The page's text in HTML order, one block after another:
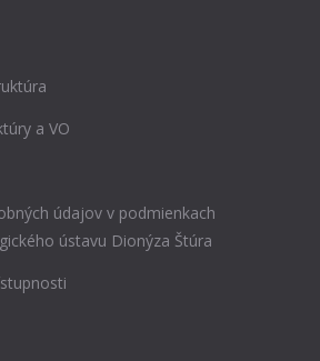
a VO
údajov v podmienkach
ústavu Dionýza Štúra